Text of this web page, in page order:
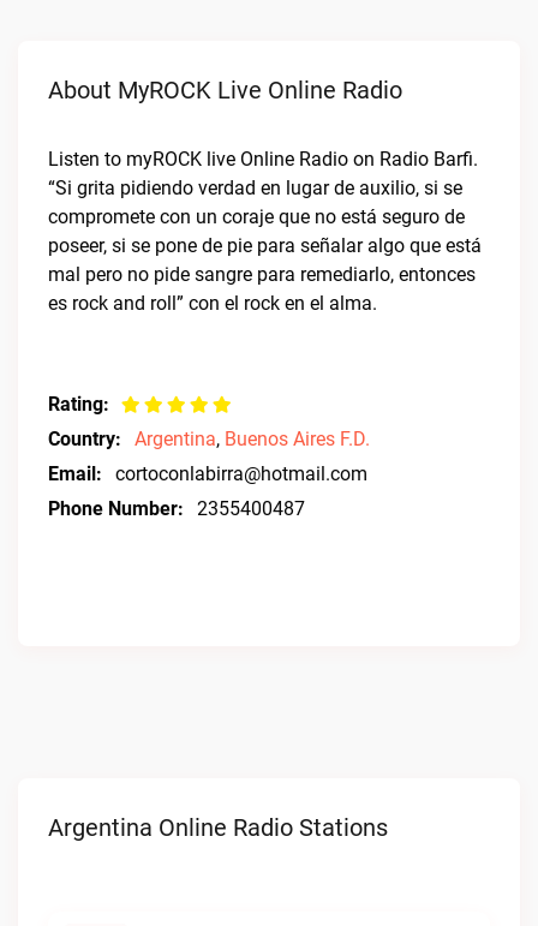
About MyROCK Live Online Radio
Listen to myROCK live Online Radio on Radio Barfi.
“Si grita pidiendo verdad en lugar de auxilio, si se
compromete con un coraje que no está seguro de
poseer, si se pone de pie para señalar algo que está
mal pero no pide sangre para remediarlo, entonces
es rock and roll” con el rock en el alma.
Rating:
Country:
Argentina, Buenos Aires F.D.
Email:
cortoconlabirra@hotmail.com
Phone Number:
2355400487
Argentina Online Radio Stations